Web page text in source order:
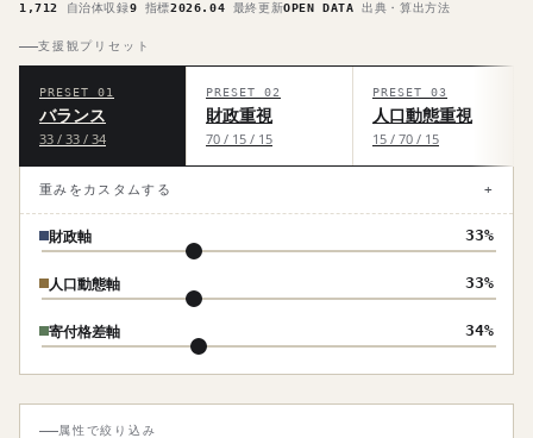
1,712 自治体収録9 指標2026.04 最終更新OPEN DATA 出典・算出方法
支援観プリセット
PRESET 01
バランス
33 / 33 / 34
PRESET 02
財政重視
70 / 15 / 15
PRESET 03
人口動態重視
15 / 70 / 15
重みをカスタムする +
財政軸 33%
人口動態軸 33%
寄付格差軸 34%
属性で絞り込み